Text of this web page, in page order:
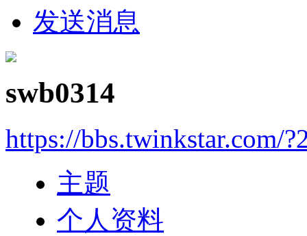
发送消息
swb0314
https://bbs.twinkstar.com/
主题
个人资料